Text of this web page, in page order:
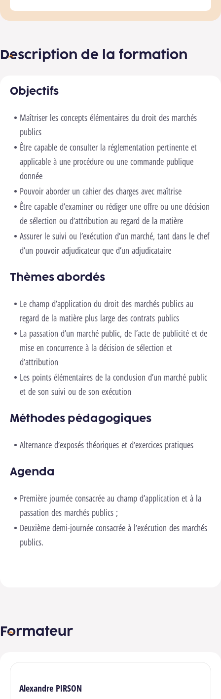
Description de la formation
Objectifs
Maîtriser les concepts élémentaires du droit des marchés
publics
Être capable de consulter la réglementation pertinente et
applicable à une procédure ou une commande publique
donnée
Pouvoir aborder un cahier des charges avec maîtrise
Être capable d’examiner ou rédiger une offre ou une décision
de sélection ou d’attribution au regard de la matière
Assurer le suivi ou l’exécution d’un marché, tant dans le chef
d’un pouvoir adjudicateur que d’un adjudicataire
Thèmes abordés
Le champ d’application du droit des marchés publics au
regard de la matière plus large des contrats publics
La passation d’un marché public, de l’acte de publicité et de
mise en concurrence à la décision de sélection et
d’attribution
Les points élémentaires de la conclusion d’un marché public
et de son suivi ou de son exécution
Méthodes pédagogiques
Alternance d’exposés théoriques et d’exercices pratiques
Agenda
Première journée consacrée au champ d’application et à la
passation des marchés publics ;
Deuxième demi-journée consacrée à l’exécution des marchés
publics.
Formateur
Alexandre PIRSON